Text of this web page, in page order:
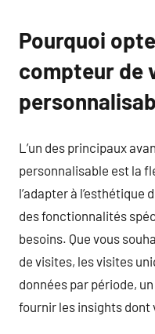
Pourquoi
compteur de
L’un des principaux
personnalisable est la
l’adapter à
des fonctionnalités
besoins. Que vous
de visites, les visites
données par période,
fournir les insights dont